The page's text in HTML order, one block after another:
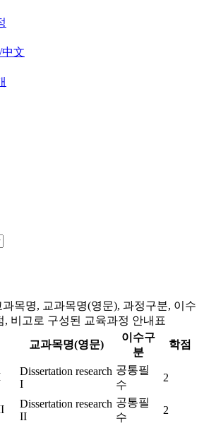
文
목명, 교과목명(영문), 과정구분, 이수
, 비고로 구성된 교육과정 안내표
교과목명(영문)
이수구
분
학점
Dissertation research
I
공통필
수
2
Dissertation research
II
공통필
수
2